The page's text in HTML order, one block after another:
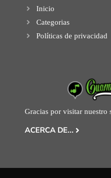
Inicio
Categorias
Políticas de privacidad
Gracias por visitar nuestro
ACERCA DE...